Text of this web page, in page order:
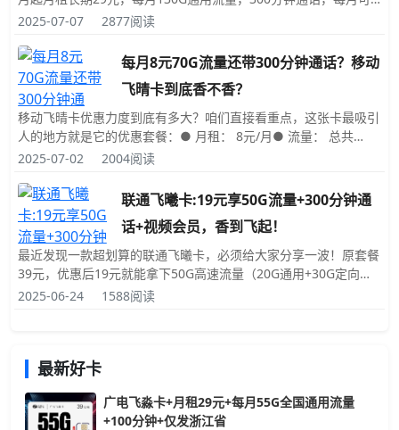
以领取2个视频会员，激活时必须要充值100元话费。这29元的超
肯定不是直接标出来的。咱们得搞
2025-07-07 2877阅读
每月8元70G流量还带300分钟通话？移动
飞晴卡到底香不香？
移动飞晴卡优惠力度到底有多大？咱们直接看重点，这张卡最吸引
人的地方就是它的优惠套餐：● 月租： 8元/月● 流量： 总共
70GB● 30GB 全国通用流量（这个最实在，干啥都能用，而且用
后面会详细说）● 通话：
2025-07-02 2004阅读
联通飞曦卡:19元享50G流量+300分钟通
话+视频会员，香到飞起！
最近发现一款超划算的联通飞曦卡，必须给大家分享一波！原套餐
39元，优惠后19元就能拿下50G高速流量（20G通用+30G定向
）、300分钟国内语音，还送视频VIP会员，而且4年优惠期，到期
2025-06-24 1588阅读
最新好卡
广电飞淼卡+月租29元+每月55G全国通用流量
+100分钟+仅发浙江省